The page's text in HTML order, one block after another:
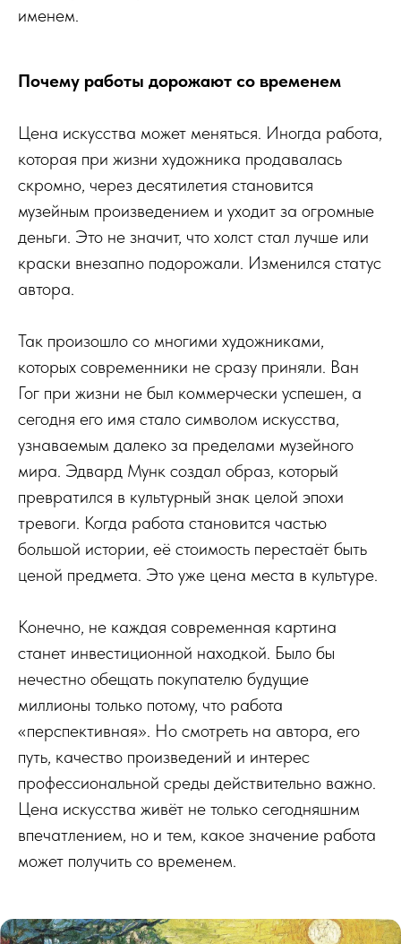
именем.
Почему работы дорожают со временем
Цена искусства может меняться. Иногда работа,
которая при жизни художника продавалась
скромно, через десятилетия становится
музейным произведением и уходит за огромные
деньги. Это не значит, что холст стал лучше или
краски внезапно подорожали. Изменился статус
автора.
Так произошло со многими художниками,
которых современники не сразу приняли. Ван
Гог при жизни не был коммерчески успешен, а
сегодня его имя стало символом искусства,
узнаваемым далеко за пределами музейного
мира. Эдвард Мунк создал образ, который
превратился в культурный знак целой эпохи
тревоги. Когда работа становится частью
большой истории, её стоимость перестаёт быть
ценой предмета. Это уже цена места в культуре.
Конечно, не каждая современная картина
станет инвестиционной находкой. Было бы
нечестно обещать покупателю будущие
миллионы только потому, что работа
«перспективная». Но смотреть на автора, его
путь, качество произведений и интерес
профессиональной среды действительно важно.
Цена искусства живёт не только сегодняшним
впечатлением, но и тем, какое значение работа
может получить со временем.